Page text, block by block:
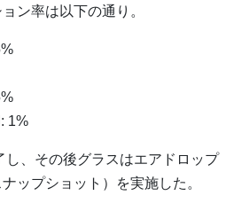
ン率は以下の通り。
1%
し、その後グラスはエアドロップ
ップショット）を実施した。